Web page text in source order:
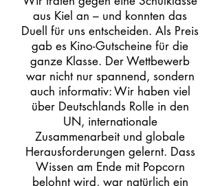
aus Kiel an – und konnten das
Duell für uns entscheiden. Als Preis
gab es Kino-Gutscheine für die
ganze Klasse. Der Wettbewerb
war nicht nur spannend, sondern
auch informativ: Wir haben viel
über Deutschlands Rolle in den
UN, internationale
Zusammenarbeit und globale
Herausforderungen gelernt. Dass
Wissen am Ende mit Popcorn
belohnt wird, war natürlich ein